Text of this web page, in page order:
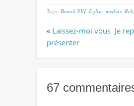
Tags: Benoît XVI Eglise medias
« Laissez-moi vous
présenter
Je
67